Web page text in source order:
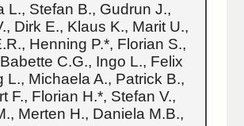
L., Stefan B., Gudrun J.,
Dirk E., Klaus K., Marit U.,
Henning P.*, Florian S.,
C.G., Ingo L., Felix
L., Michaela A., Patrick B.,
F., Florian H.*, Stefan V.,
Merten H., Daniela M.B.,